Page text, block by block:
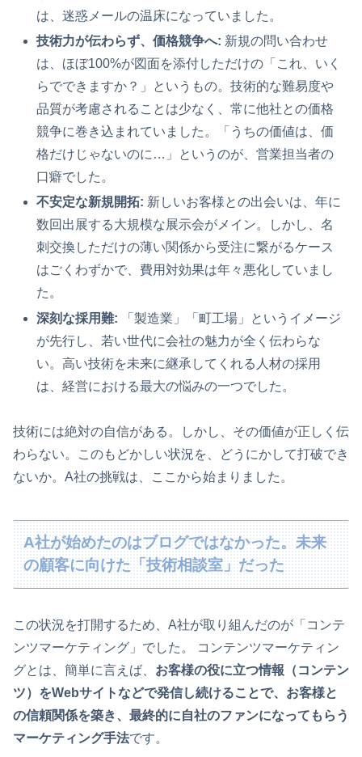
は、迷惑メールの温床になっていました。
技術力が伝わらず、価格競争へ: 新規の問い合わせ
は、ほぼ100%が図面を添付しただけの「これ、いく
らでできますか？」というもの。技術的な難易度や
品質が考慮されることは少なく、常に他社との価格
競争に巻き込まれていました。「うちの価値は、価
格だけじゃないのに…」というのが、営業担当者の
口癖でした。
不安定な新規開拓: 新しいお客様との出会いは、年に
数回出展する大規模な展示会がメイン。しかし、名
刺交換しただけの薄い関係から受注に繋がるケース
はごくわずかで、費用対効果は年々悪化していまし
た。
深刻な採用難: 「製造業」「町工場」というイメージ
が先行し、若い世代に会社の魅力が全く伝わらな
い。高い技術を未来に継承してくれる人材の採用
は、経営における最大の悩みの一つでした。
技術には絶対の自信がある。しかし、その価値が正しく伝
わらない。このもどかしい状況を、どうにかして打破でき
ないか。A社の挑戦は、ここから始まりました。
A社が始めたのはブログではなかった。未来
の顧客に向けた「技術相談室」だった
この状況を打開するため、A社が取り組んだのが「コンテ
ンツマーケティング」でした。 コンテンツマーケティン
グとは、簡単に言えば、 お客様の役に立つ情報（コンテン
ツ）をWebサイトなどで発信し続けることで、お客様と
の信頼関係を築き、最終的に自社のファンになってもらう
マーケティング手法です。